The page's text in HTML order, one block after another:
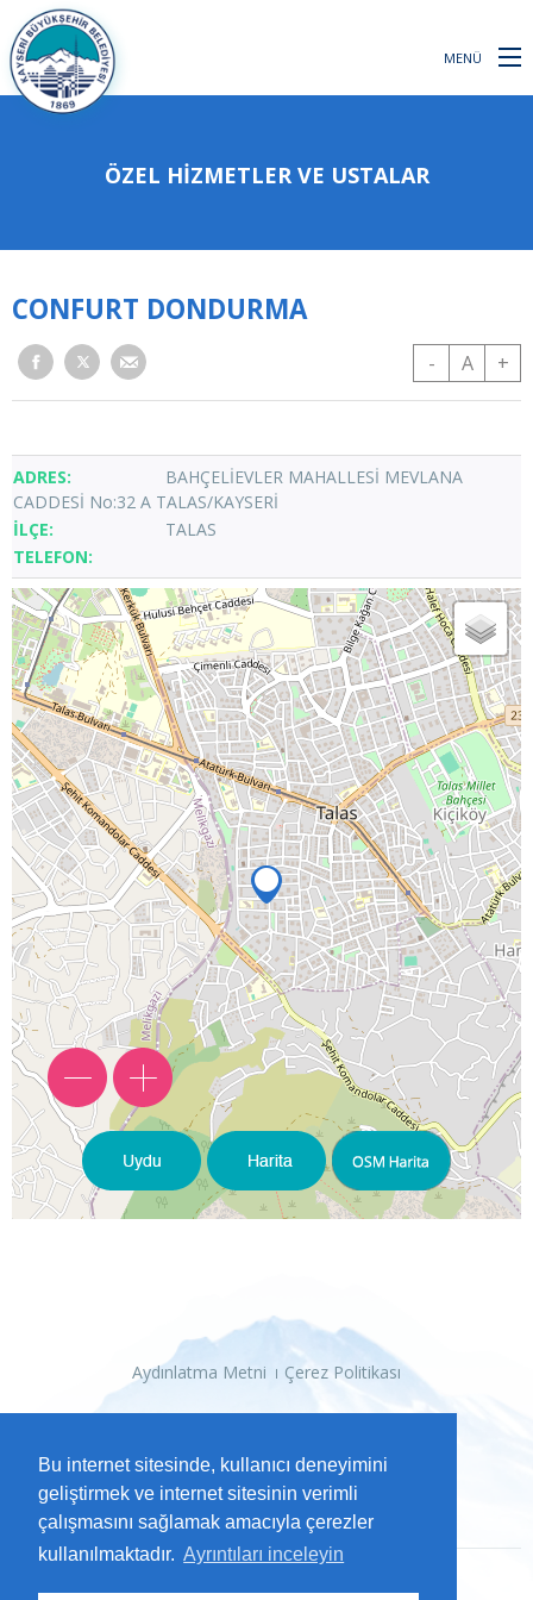
Bu internet sitesinde, kullanıcı deneyimini
geliştirmek ve internet sitesinin verimli
çalışmasını sağlamak amacıyla çerezler
kullanılmaktadır. Ayrıntıları inceleyin
MENÜ
ÖZEL HİZMETLER VE USTALAR
CONFURT DONDURMA
- A +
BAHÇELİEVLER MAHALLESİ MEVLANA
CADDESİ No:32 A TALAS/KAYSERİ
TALAS
Aydınlatma Metni Çerez Politikası